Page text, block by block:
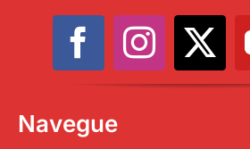
Navegue